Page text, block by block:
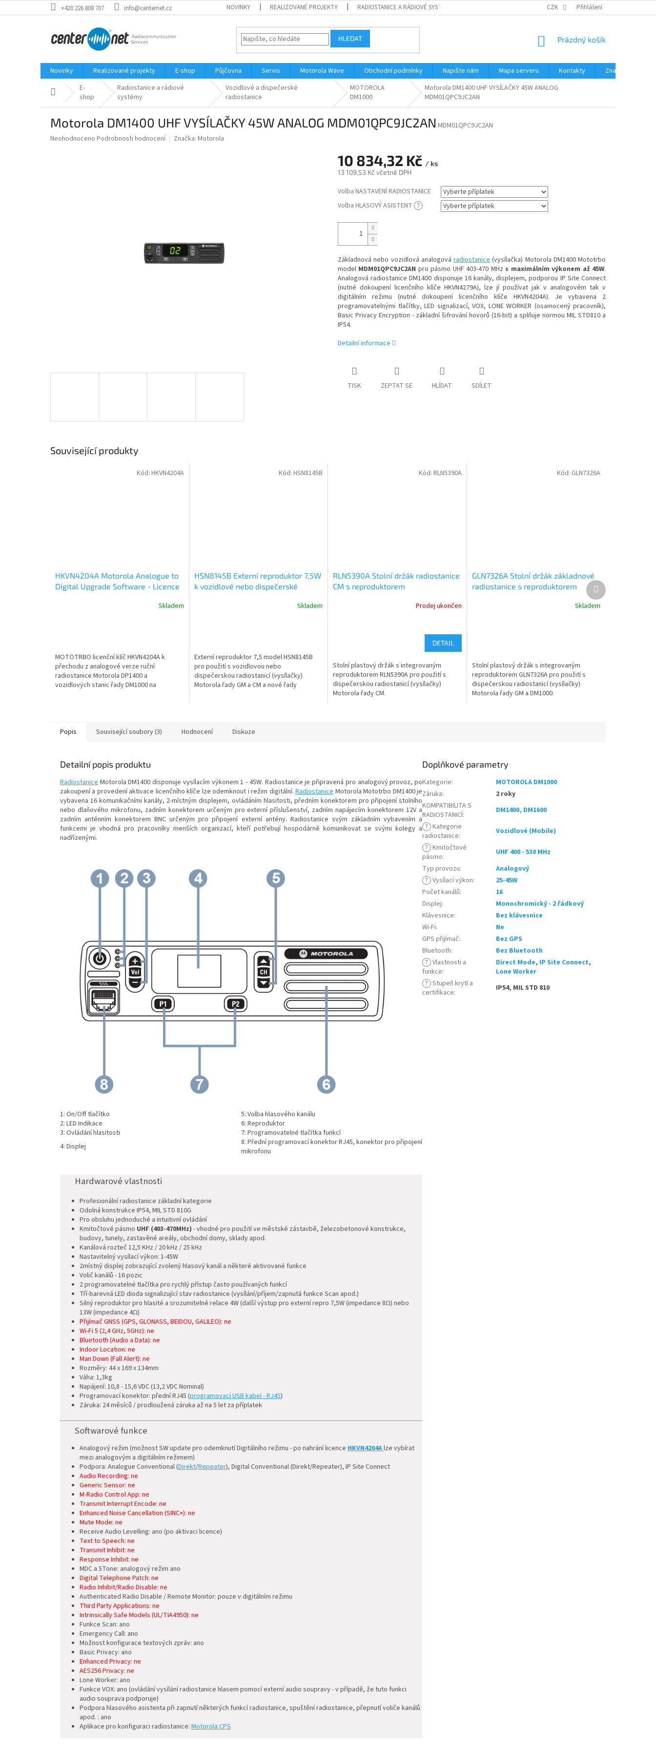
na
+420 226 808 707 info@centernet.cz NOVINKY REALIZOVANÉ PROJEKTY RADIOSTANICE A RÁDIOVÉ SYSTÉMY PŘÍSLUŠENSTVÍ RUČNÍ RADIOSTANICE PŮJČOVNA
CZK Přihlášení
HLEDAT
NÁKUPNÍ
Prázdný košík
Novinky Realizované projekty E-shop Půjčovna Servis Motorola Wave Obchodní podmínky Napište nám Mapa serveru Kontakty Značky
Domů E-
shop
Radiostanice a rádiové
systémy
Vozidlové a dispečerské
radiostanice
MOTOROLA
DM1000
Motorola DM1400 UHF VYSÍLAČKY 45W ANALOG
MDM01QPC9JC2AN
Motorola DM1400 UHF VYSÍLAČKY 45W ANALOG MDM01QPC9JC2AN MDM01QPC9JC2AN
Průměrné
Neohodnoceno Podrobnosti hodnocení Značka: Motorola
10 834,32 Kč / ks
13 109,53 Kčvčetně DPH
cena:
Volba NASTAVENÍ RADIOSTANICE
Volba HLASOVÝ ASISTENT ?
Základnová nebo vozidlová analogová radiostanice (vysílačka) Motorola DM1400 Mototrbo
model MDM01QPC9JC2AN pro pásmo UHF 403-470 MHz s maximálním výkonem až 45W.
Analogová radiostanice DM1400 disponuje 16 kanály, displejem, podporou IP Site Connect
(nutné dokoupení licenčního klíče HKVN4279A), lze jí používat jak v analogovém tak v
digitálním režimu (nutné dokoupení licenčního klíče HKVN4204A). Je vybavena 2
programovatelnými tlačítky, LED signalizací, VOX, LONE WORKER (osamocený pracovník),
Basic Privacy Encryption - základní šifrování hovorů (16-bit) a splňuje normou MIL STD810 a
IP54.
Detailní informace
TISK ZEPTAT SE HLÍDAT SDÍLET
Související produkty
HKVN4204A Motorola Analogue to
Digital Upgrade Software - Licence
Skladem
MOTOTRBO licenční klíč HKVN4204A k
přechodu z analogové verze ruční
radiostanice Motorola DP1400 a
vozidlových stanic řady DM1000 na
Kód: HKVN4204A
HSN8145B Externí reproduktor 7,5W
k vozidlové nebo dispečerské
Skladem
Externí reproduktor 7,5 model HSN8145B
pro použití s vozidlovou nebo
dispečerskou radiostanicí (vysílačky)
Motorola řady GM a CM a nové řady
Kód: HSN8145B
RLN5390A Stolní držák radiostanice
CM s reproduktorem
Prodej ukončen
DETAIL
Stolní plastový držák s integrovaným
reproduktorem RLN5390A pro použití s
dispečerskou radiostanicí (vysílačky)
Motorola řady CM.
Kód: RLN5390A
GLN7326A Stolní držák základnové
radiostanice s reproduktorem
Skladem
Stolní plastový držák s integrovaným
reproduktorem GLN7326A pro použití s
dispečerskou radiostanicí (vysílačky)
Motorola řady GM a DM1000.
Kód: GLN7326A
Další
produkt
Popis Související soubory (3) Hodnocení Diskuze
Detailní popis produktu
Radiostanice Motorola DM1400 disponuje vysílacím výkonem 1 - 45W. Radiostanice je připravená pro analogový provoz, po
zakoupení a provedení aktivace licenčního klíče lze odemknout i režim digitální.Radiostanice Motorola Mototrbo DM1400 je
vybavena 16 komunikačními kanály, 2-místným displejem, ovládáním hlasitosti, předním konektorem pro připojení stolního
nebo dlaňového mikrofonu, zadním konektorem určeným pro externí příslušenství, zadním napájecím konektorem 12V a
zadním anténním konektorem BNC určeným pro připojení externí antény. Radiostanice svým základním vybavením a
funkcemi je vhodná pro pracovníky menších organizací, kteří potřebují hospodárně komunikovat se svými kolegy a
nadřízenými.
1: On/Off tlačítko
5: Volba hlasového kanálu
2: LED Indikace
6: Reproduktor
3: Ovládání hlasitosti
7: Programovatelné tlačítka funkcí
4: Displej
8: Přední programovací konektor RJ45, konektor pro připojení
mikrofonu
Hardwarové vlastnosti
Profesionální radiostanice základní kategorie
Odolná konstrukce IP54, MIL STD 810G
Pro obsluhu jednoduché a intuitivní ovládání
Kmitočtové pásmo UHF (403-470MHz) -vhodné pro použití ve městské zástavbě, železobetonové konstrukce,
budovy, tunely, zastavěné areály, obchodní domy, sklady apod.
Kanálová rozteč 12,5 KHz / 20 kHz / 25 kHz
Nastavitelný vysílací výkon: 1-45W
2místný displej zobrazující zvolený hlasový kanál a některé aktivované funkce
Volič kanálů - 16 pozic
2 programovatelné tlačítka pro rychlý přístup často používaných funkcí
Tří-barevná LED dioda signalizující stav radiostanice (vysílání/příjem/zapnutá funkce Scan apod.)
Silný reproduktor pro hlasité a srozumitelné relace 4W (další výstup pro externí repro 7,5W (impedance 8Ω) nebo
13W (impedance 4Ω)
Přijímač GNSS (GPS, GLONASS, BEIDOU, GALILEO): ne
Wi-Fi 5 (2,4 GHz, 5GHz): ne
Bluetooth (Audio a Data): ne
Indoor Location: ne
Man Down (Fall Alert): ne
Rozměry: 44 x 169 x 134mm
Váha: 1,3kg
Napájení: 10,8 - 15,6 VDC (13,2 VDC Nominal)
Programovací konektor: přední RJ45 (programovací USB kabel - RJ45)
Záruka: 24 měsíců / prodloužená záruka až na 5 let za příplatek
Softwarové funkce
Analogový režim (možnost SW update pro odemknutí Digitálního režimu - po nahrání licence HKVN4204Alze vybírat
mezi analogovým a digitálním režimem)
Podpora: Analogue Conventional (Direkt/Repeater), Digital Conventional (Direkt/Repeater), IP Site Connect
Audio Recording: ne
Generic Sensor: ne
M-Radio Control App: ne
Transmit Interrupt Encode: ne
Enhanced Noise Cancellation (SINC+): ne
Mute Mode: ne
Receive Audio Levelling: ano (po aktivaci licence)
Text to Speech: ne
Transmit Inhibit: ne
Response Inhibit: ne
MDC a 5Tone: analogový režim ano
Digital Telephone Patch: ne
Radio Inhibit/Radio Disable: ne
Authenticated Radio Disable / Remote Monitor: pouze v digitálním režimu
Third Party Applications: ne
Intrinsically Safe Models (UL/TIA4950): ne
Funkce Scan: ano
Emergency Call: ano
Možnost konfigurace textových zpráv: ano
Basic Privacy: ano
Enhanced Privacy: ne
AES256 Privacy: ne
Lone Worker: ano
Funkce VOX: ano (ovládání vysílání radiostanice hlasem pomocí externí audio soupravy - v případě, že tuto funkci
audio souprava podporuje)
Podpora hlasového asistenta při zapnutí některých funkcí radiostanice, spuštění radiostanice, přepnutí voliče kanálů
apod. : ano
Aplikace pro konfiguraci radiostanice: Motorola CPS
Doplňkové parametry
Kategorie:
MOTOROLA DM1000
Záruka:
2 roky
KOMPATIBILITA S
RADIOSTANICÍ:
DM1400, DM1600
? Kategorie
radiostanice:
Vozidlové (Mobile)
? Kmitočtové
pásmo:
UHF 400 - 530 MHz
Typ provozu:
Analogový
? Vysílací výkon:
25-45W
Počet kanálů:
16
Displej:
Monochromický - 2 řádkový
Klávesnice:
Bez klávesnice
Wi-Fi:
Ne
GPS přijímač:
Bez GPS
Bluetooth:
Bez Bluetooth
? Vlastnosti a
funkce:
Direct Mode, IP Site Connect,
Lone Worker
? Stupeň krytí a
certifikace: IP54, MIL STD 810